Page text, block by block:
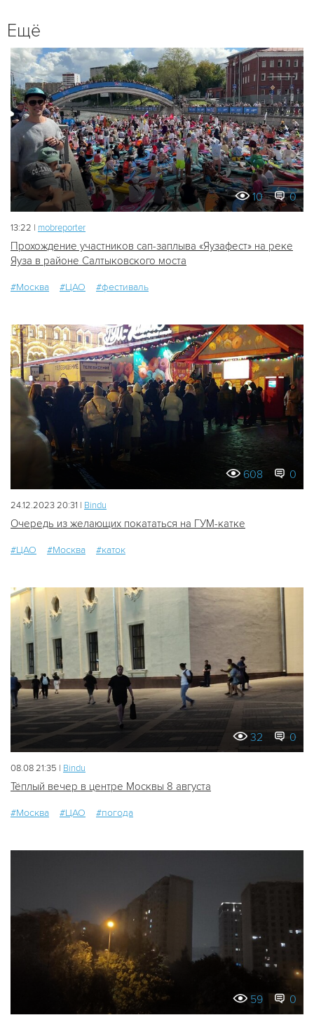
Ещё
10 0
13:22 | mobreporter
Прохождение участников сап-заплыва «Яузафест» на реке
Яуза в районе Салтыковского моста
#Москва #ЦАО #фестиваль
608 0
24.12.2023 20:31 | Bindu
Очередь из желающих покататься на ГУМ-катке
#ЦАО #Москва #каток
32 0
08.08 21:35 | Bindu
Тёплый вечер в центре Москвы 8 августа
#Москва #ЦАО #погода
59 0